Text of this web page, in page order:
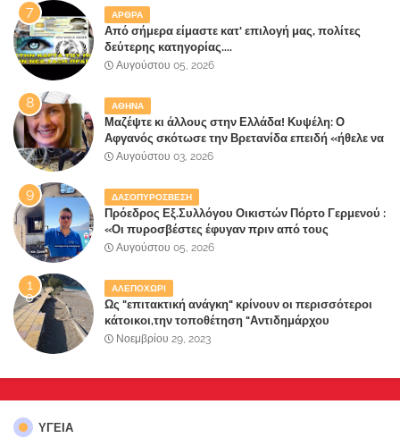
ΑΡΘΡΑ
Από σήμερα είμαστε κατ' επιλογή μας, πολίτες
δεύτερης κατηγορίας....
Αυγούστου 05, 2026
ΑΘΗΝΑ
Μαζέψτε κι άλλους στην Ελλάδα! Κυψέλη: Ο
Αφγανός σκότωσε την Βρετανίδα επειδή «ήθελε να
κάνει τη σύντροφό του χριστιανή»
Αυγούστου 03, 2026
ΔΑΣΟΠΥΡΟΣΒΕΣΗ
Πρόεδρος Εξ.Συλλόγου Οικιστών Πόρτο Γερμενού :
«Οι πυροσβέστες έφυγαν πριν από τους
κατοίκους»
Αυγούστου 05, 2026
ΑΛΕΠΟΧΩΡΙ
Ως "επιτακτική ανάγκη" κρίνουν οι περισσότεροι
κάτοικοι,την τοποθέτηση "Αντιδημάρχου
Παραλιακής Ζώνης" στο Δήμο Μάνδρας-Ειδυλλίας!
Νοεμβρίου 29, 2023
ΥΓΕΙΑ